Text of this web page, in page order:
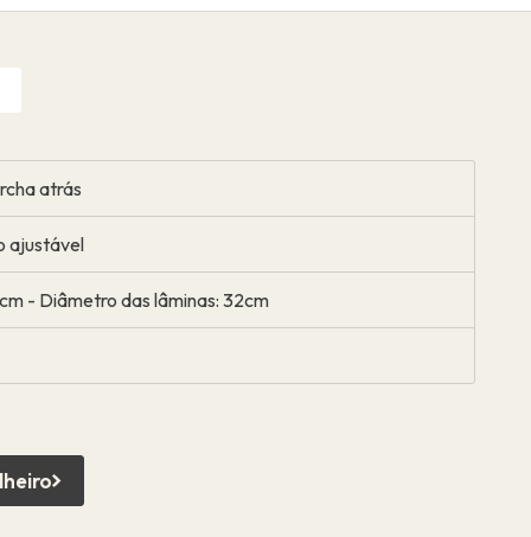
atrás
ajustável
- Diâmetro das lâminas: 32cm